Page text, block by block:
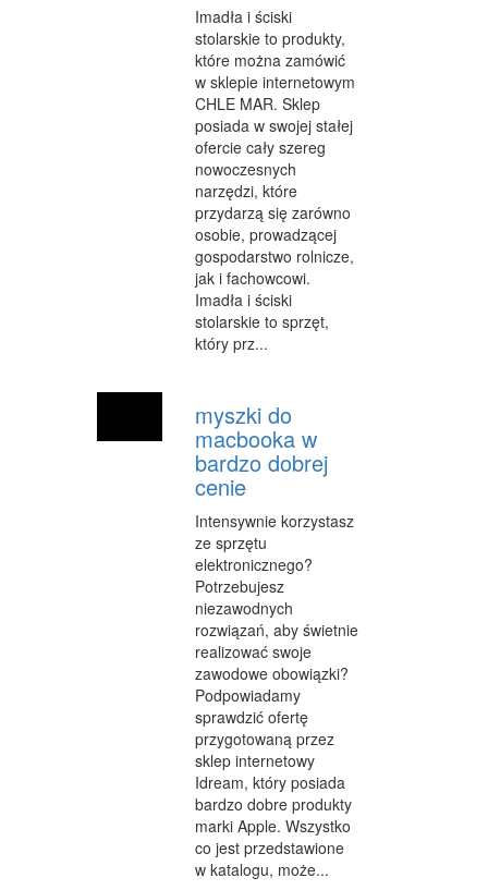
INNE AGENCJE
WIGOR
IMPREZY INTEGRACYJNE
HOBBY
ZAJĘCIA SPORTOWE I REKREACYJNE
PRODUKCJA
INFORMATYCZNE
RESTAURACJE, CATERING
FOTOGRAFIA
ADWOKACI, PORADY PRAWNE
SPRZĄTANIE, PORZĄDKOWANIE
SERWIS
OPIEKA
INNE USŁUGI
KURIER, PRZESYŁKI
WYCIECZKI
HOTELE I NOCLEGI
PODRÓŻE
ZDROWIE
DIETETYKA, ODCHUDZANIE
KOSMETYKI
Imadła i ściski
stolarskie to produkty,
które można zamówić
w sklepie internetowym
CHLE MAR. Sklep
posiada w swojej stałej
ofercie cały szereg
nowoczesnych
narzędzi, które
przydarzą się zarówno
osobie, prowadzącej
gospodarstwo rolnicze,
jak i fachowcowi.
Imadła i ściski
stolarskie to sprzęt,
który prz...
myszki do
macbooka w
bardzo dobrej
cenie
Intensywnie korzystasz
ze sprzętu
elektronicznego?
Potrzebujesz
niezawodnych
rozwiązań, aby świetnie
realizować swoje
zawodowe obowiązki?
Podpowiadamy
sprawdzić ofertę
przygotowaną przez
sklep internetowy
Idream, który posiada
bardzo dobre produkty
marki Apple. Wszystko
co jest przedstawione
w katalogu, może...